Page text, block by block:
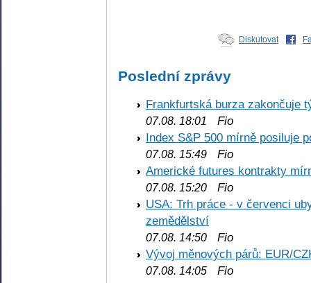
Diskutovat
Poslední zprávy
Frankfurtská burza zakončuje
07.08. 18:01
Fio
Index S&P 500 mírně posiluje
07.08. 15:49 Fio
Americké futures kontrakty
07.08. 15:20 Fio
USA: Trh práce - v červenci
zemědělství
07.08. 14:50 Fio
Vývoj měnových párů: EUR/
07.08. 14:05 Fio